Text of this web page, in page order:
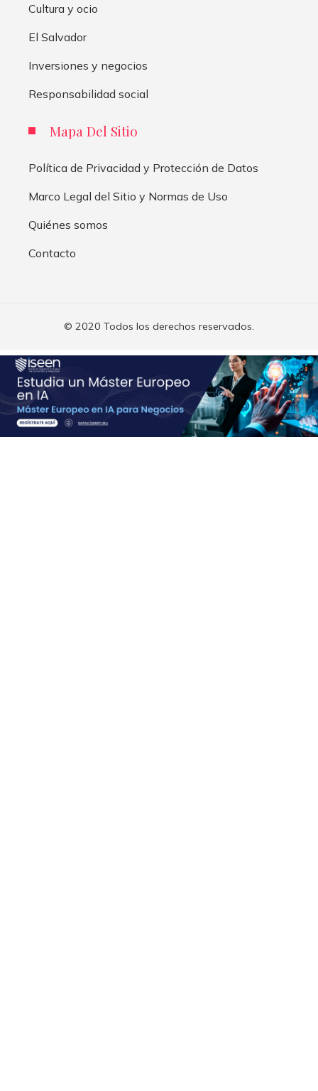
Cultura y ocio
El Salvador
Inversiones y negocios
Responsabilidad social
Mapa Del Sitio
Política de Privacidad y Protección de Datos
Marco Legal del Sitio y Normas de Uso
Quiénes somos
Contacto
© 2020 Todos los derechos reservados.